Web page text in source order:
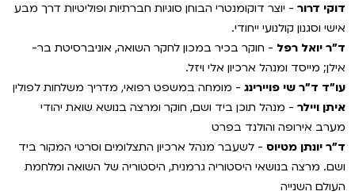
שלישי בשלייקס
אפטר בסינמטק
Teen Screen
קולנוע ישראלי
לפי ימים
רכישת מנוי
Gift Card
צור קשר
דוקי דרור - יוצר דוקומנטרי הבוחן סוגיות חברתיות ופוליטיות דרך מבע
אישי וסגנון קולנועי ייחודי.
ד״ר יואל רפל - חוקר בכיר במכון לחקר השואה, אוניברסיטת בר-
אילן; מייסד ומנהל ארכיון אלי ויזל.
עו"ד ד"ר שי פויירינג - מומחה במשפט רפואי, מדריך משלחות לפולין
איתן ויילר - מנהל תוכן ביד ושם, חוקר ומרצה בנושא שואת יהודי
מערב אירופה והולנד בפרט
ד"ר יונתן מטיוס - לשעבר מנהל ארכיון התצלומים וסרטי המקור ביד
ושם. מרצה בנושאי היסטוריה גרמנית, היסטוריה של השואה ומלחמת
העולם השנייה